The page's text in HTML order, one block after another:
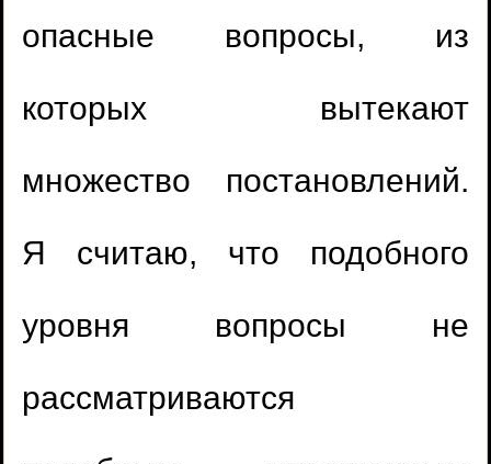
опасные вопросы, из
которых вытекают
множество постановлений.
Я считаю, что подобного
уровня вопросы не
рассматриваются